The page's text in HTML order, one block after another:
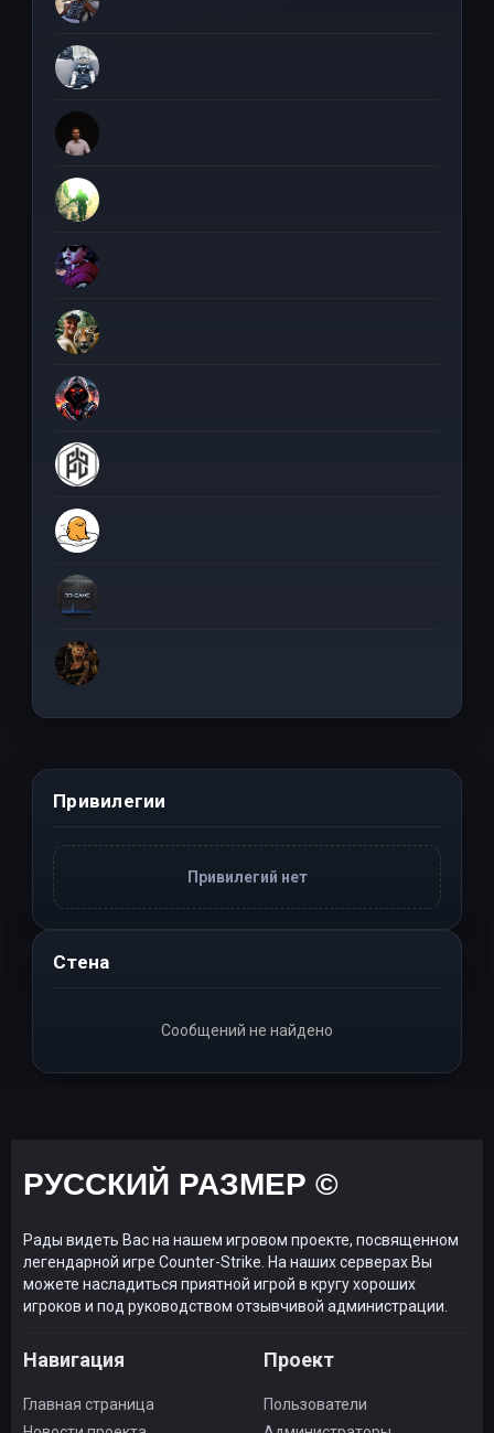
Привилегии
Привилегий нет
Стена
Сообщений не найдено
РУССКИЙ РАЗМЕР ©
Рады видеть Вас на нашем игровом проекте, посвященном
легендарной игре Counter-Strike. На наших серверах Вы
можете насладиться приятной игрой в кругу хороших
игроков и под руководством отзывчивой администрации.
Навигация
Главная страница
Проект
Пользователи